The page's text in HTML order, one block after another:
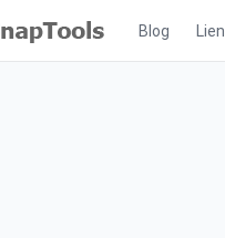
Blog